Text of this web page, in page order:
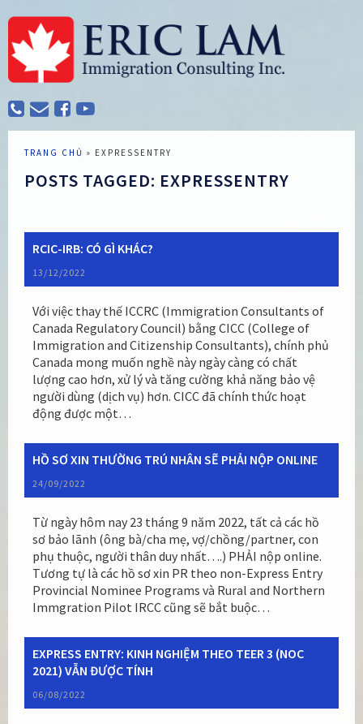
TRANG CHỦ » EXPRESSENTRY
POSTS TAGGED: EXPRESSENTRY
RCIC-IRB: CÓ GÌ KHÁC?
13/12/2022
Với việc thay thế ICCRC (Immigration Consultants of
Canada Regulatory Council) bằng CICC (College of
Immigration and Citizenship Consultants), chính phủ
Canada mong muốn nghề này ngày càng có chất
lượng cao hơn, xử lý và tăng cường khả năng bảo vệ
người dùng (dịch vụ) hơn. CICC đã chính thức hoạt
động được một…
HỒ SƠ XIN THƯỜNG TRÚ NHÂN SẼ PHẢI NỘP ONLINE
24/09/2022
Từ ngày hôm nay 23 tháng 9 năm 2022, tất cả các hồ
sơ bảo lãnh (ông bà/cha mẹ, vợ/chồng/partner, con
phụ thuộc, người thân duy nhất….) PHẢI nộp online.
Tương tự là các hồ sơ xin PR theo non-Express Entry
Provincial Nominee Programs và Rural and Northern
Immgration Pilot IRCC cũng sẽ bắt buộc…
EXPRESS ENTRY: KINH NGHIỆM THEO TEER 3 (NOC
2021) VẪN ĐƯỢC TÍNH
06/08/2022